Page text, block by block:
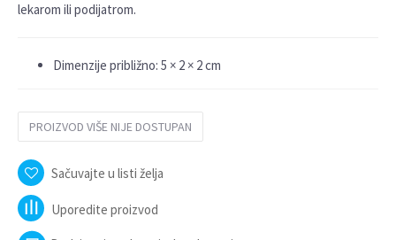
lekarom ili podijatrom.
Dimenzije približno: 5 × 2 × 2 cm
PROIZVOD VIŠE NIJE DOSTUPAN
Sačuvajte u listi želja
Uporedite proizvod